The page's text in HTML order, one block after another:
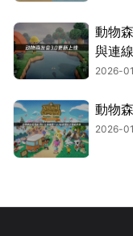
動物
與連
2026-
動物
2026-